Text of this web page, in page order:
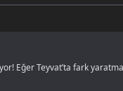
Eğer Teyvat’ta fark